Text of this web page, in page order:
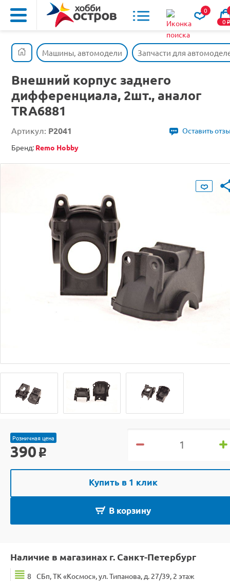
0
0o
Машины, автомодели Запчасти для
Внешний корпус заднего
дифференциала, 2шт., аналог
TRA6881
Артикул: P2041
Оставить
Бренд: Remo Hobby
Розничная цена
390 o
Купить в 1 клик
В корзину
Наличие в магазинах г. Санкт-Петербург
8 СБп, ТК «Космос», ул. Типанова, д. 27/39, 2 этаж